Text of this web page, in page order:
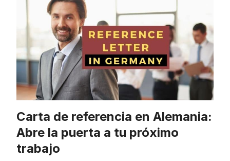
Carta de referencia en Alemania:
Abre la puerta a tu próximo
trabajo